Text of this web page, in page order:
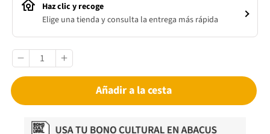
Haz clic y recoge
Elige una tienda y consulta la entrega más rápida
Añadir a la cesta